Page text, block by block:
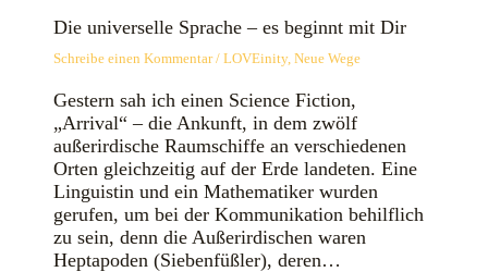
Die universelle Sprache – es beginnt mit Dir
Schreibe einen Kommentar / LOVEinity, Neue Wege
Gestern sah ich einen Science Fiction,
„Arrival“ – die Ankunft, in dem zwölf
außerirdische Raumschiffe an verschiedenen
Orten gleichzeitig auf der Erde landeten. Eine
Linguistin und ein Mathematiker wurden
gerufen, um bei der Kommunikation behilflich
zu sein, denn die Außerirdischen waren
Heptapoden (Siebenfüßler), deren…